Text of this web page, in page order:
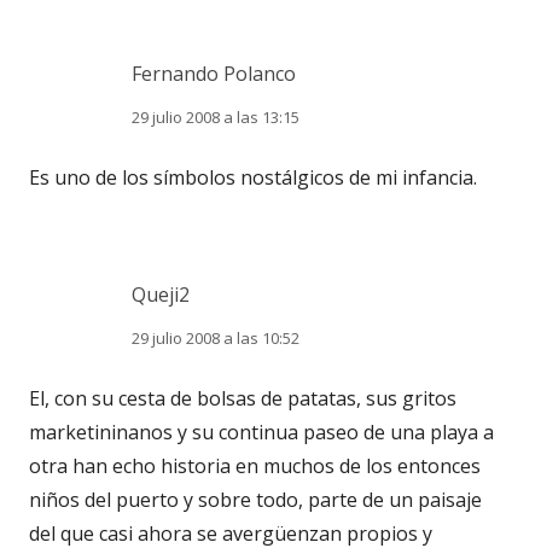
Fernando Polanco
29 julio 2008 a las 13:15
Es uno de los símbolos nostálgicos de mi infancia.
Queji2
29 julio 2008 a las 10:52
El, con su cesta de bolsas de patatas, sus gritos
marketininanos y su continua paseo de una playa a
otra han echo historia en muchos de los entonces
niños del puerto y sobre todo, parte de un paisaje
del que casi ahora se avergüenzan propios y